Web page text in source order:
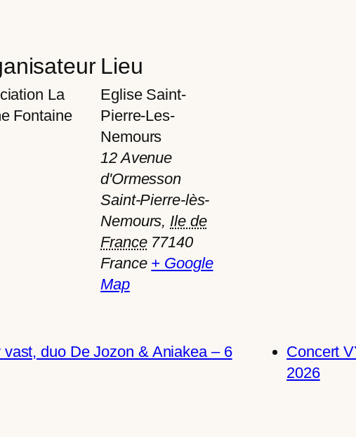
La
Fontaine
Lieu
Eglise Saint-
Pierre-Les-
Nemours
12 Avenue
d'Ormesson
Saint-Pierre-lès-
Nemours, Ile de
France 77140
France + Google
Map
duo De Jozon & Aniakea – 6
Concert
2026